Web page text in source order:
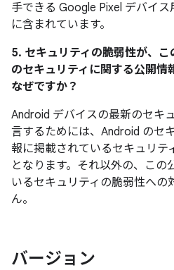
手できる Google Pixel デバイ
に含まれています。
5. セキュリティの脆弱性が、
のセキュリティに関する公開情
なぜですか？
Android デバイスの最新のセキ
言するためには、Android のセ
報に掲載されているセキュリテ
となります。それ以外の、この
いるセキュリティの脆弱性への
ん。
バージョン